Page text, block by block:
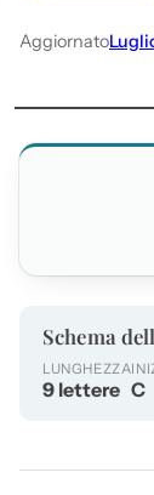
Aggiornato
Schema
LUNGHEZZA
9 lettere C